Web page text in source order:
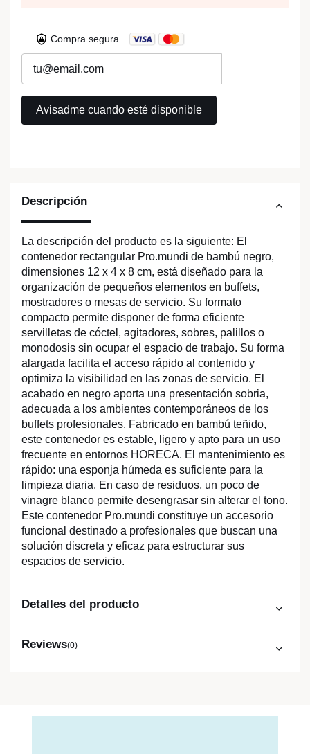
Descripción
La descripción del producto es la siguiente: El
contenedor rectangular Pro.mundi de bambú negro,
dimensiones 12 x 4 x 8 cm, está diseñado para la
organización de pequeños elementos en buffets,
mostradores o mesas de servicio. Su formato
compacto permite disponer de forma eficiente
servilletas de cóctel, agitadores, sobres, palillos o
monodosis sin ocupar el espacio de trabajo. Su forma
alargada facilita el acceso rápido al contenido y
optimiza la visibilidad en las zonas de servicio. El
acabado en negro aporta una presentación sobria,
adecuada a los ambientes contemporáneos de los
buffets profesionales. Fabricado en bambú teñido,
este contenedor es estable, ligero y apto para un uso
frecuente en entornos HORECA. El mantenimiento es
rápido: una esponja húmeda es suficiente para la
limpieza diaria. En caso de residuos, un poco de
vinagre blanco permite desengrasar sin alterar el tono.
Este contenedor Pro.mundi constituye un accesorio
funcional destinado a profesionales que buscan una
solución discreta y eficaz para estructurar sus
espacios de servicio.
Detalles del producto
Reviews(0)
Compra segura